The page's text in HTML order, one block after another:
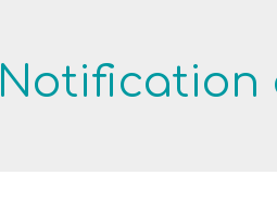
Notification